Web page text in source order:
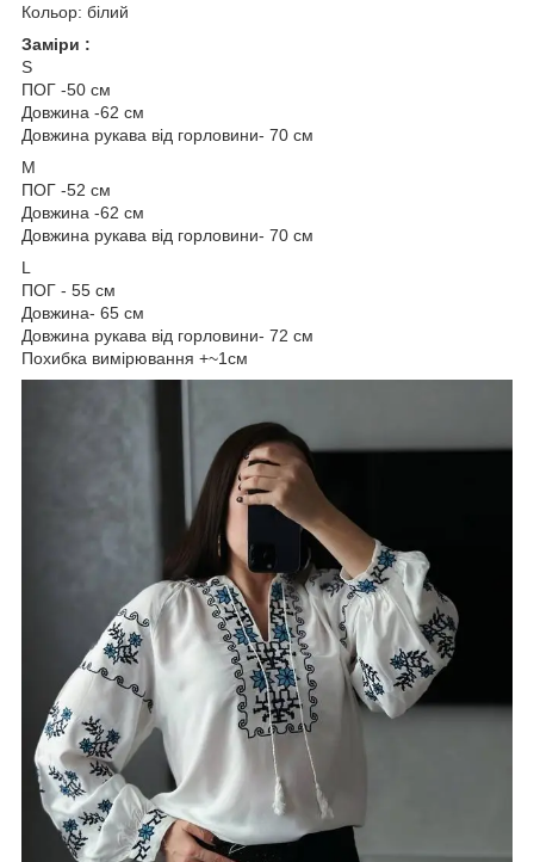
Кольор: білий
Заміри :
S
ПОГ -50 см
Довжина -62 см
Довжина рукава від горловини- 70 см
М
ПОГ -52 см
Довжина -62 см
Довжина рукава від горловини- 70 см
L
ПОГ - 55 см
Довжина- 65 см
Довжина рукава від горловини- 72 см
Похибка вимірювання +~1см